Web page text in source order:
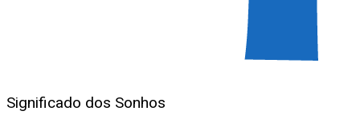
Significado dos Sonhos